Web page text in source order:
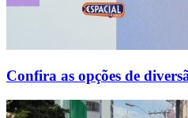
Confira as opções de